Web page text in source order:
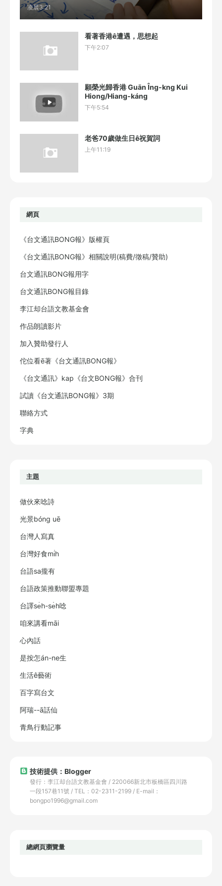
凌晨3:21
看著香港ê遭遇，思想起
下午2:07
願榮光歸香港 Guān Îng-kng Kui
Hiong/Hiang-káng
下午5:54
老爸70歲做生日ê祝賀詞
上午11:19
網頁
《台文通訊BONG報》版權頁
《台文通訊BONG報》相關說明(稿費/徵稿/贊助)
台文通訊BONG報用字
台文通訊BONG報目錄
李江却台語文教基金會
作品朗讀影片
加入贊助發行人
佗位看ē著《台文通訊BONG報》
《台文通訊》kap《台文BONG報》合刊
試讀《台文通訊BONG報》3期
聯絡方式
字典
主題
做伙來唸詩
光景bóng uē
台灣人寫真
台灣好食mi̍h
台語sa攏有
台語政策推動聯盟專題
台譯se̍h-se̍h唸
咱來講看māi
心內話
是按怎án-ne生
生活ê藝術
百字寫台文
阿瑞--ā話仙
青鳥行動記事
技術提供：Blogger
發行：李江却台語文教基金會 / 220066新北市板橋區四川路
一段157巷11號 / TEL：02-2311-2199 / E-mail：
bongpo1996@gmail.com
總網頁瀏覽量